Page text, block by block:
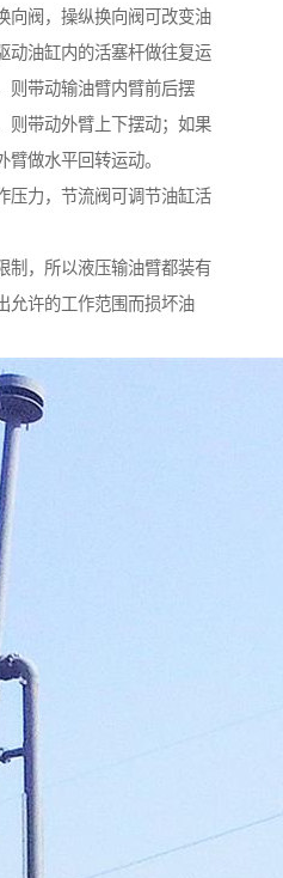
向阀，操纵换向阀可改变油
动油缸内的活塞杆做往复运
则带动输油臂内臂前后摆
则带动外臂上下摆动；如果
做水平回转运动。
压力，节流阀可调节油缸活
制，所以液压输油臂都装有
允许的工作范围而损坏油